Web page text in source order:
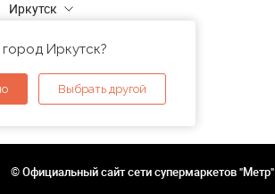
Иркутск
Иркутск?
Выбрать другой
© Официальный сайт сети супермаркетов "Метр"